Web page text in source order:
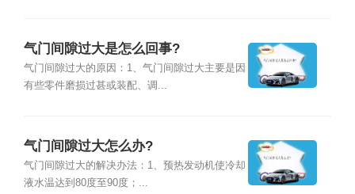
气门间隙过大是怎么回事?
气门间隙过大的原因：1、气门间隙过大主要是因
有些零件磨损过甚或装配、调...
气门间隙过大怎么办?
气门间隙过大的解决办法：1、预热发动机使冷却
液水温达到80度至90度；...